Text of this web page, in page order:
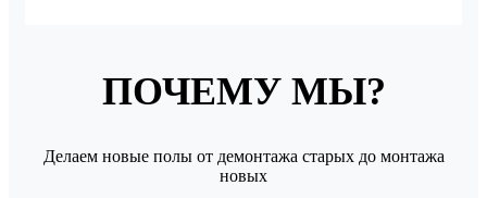
ПОЧЕМУ МЫ?
Делаем новые полы от демонтажа старых до монтажа
новых